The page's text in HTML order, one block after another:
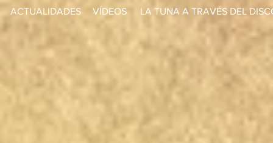
ACTUALIDADES
LA TUNA A TRAVÉS DEL
VÍDEOS